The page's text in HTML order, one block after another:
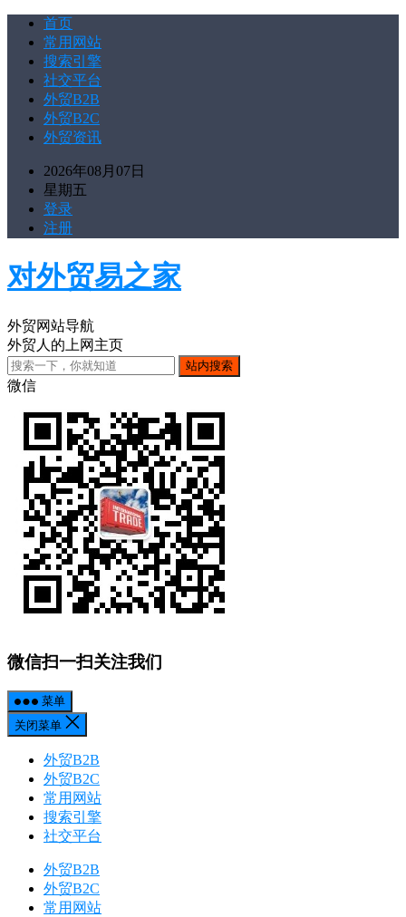
首页
常用网站
搜索引擎
社交平台
外贸B2B
外贸B2C
外贸资讯
2026年08月07日
星期五
登录
注册
对外贸易之家
外贸网站导航
外贸人的上网主页
微信
微信扫一扫关注我们
菜单
关闭菜单
外贸B2B
外贸B2C
常用网站
搜索引擎
社交平台
外贸B2B
外贸B2C
常用网站